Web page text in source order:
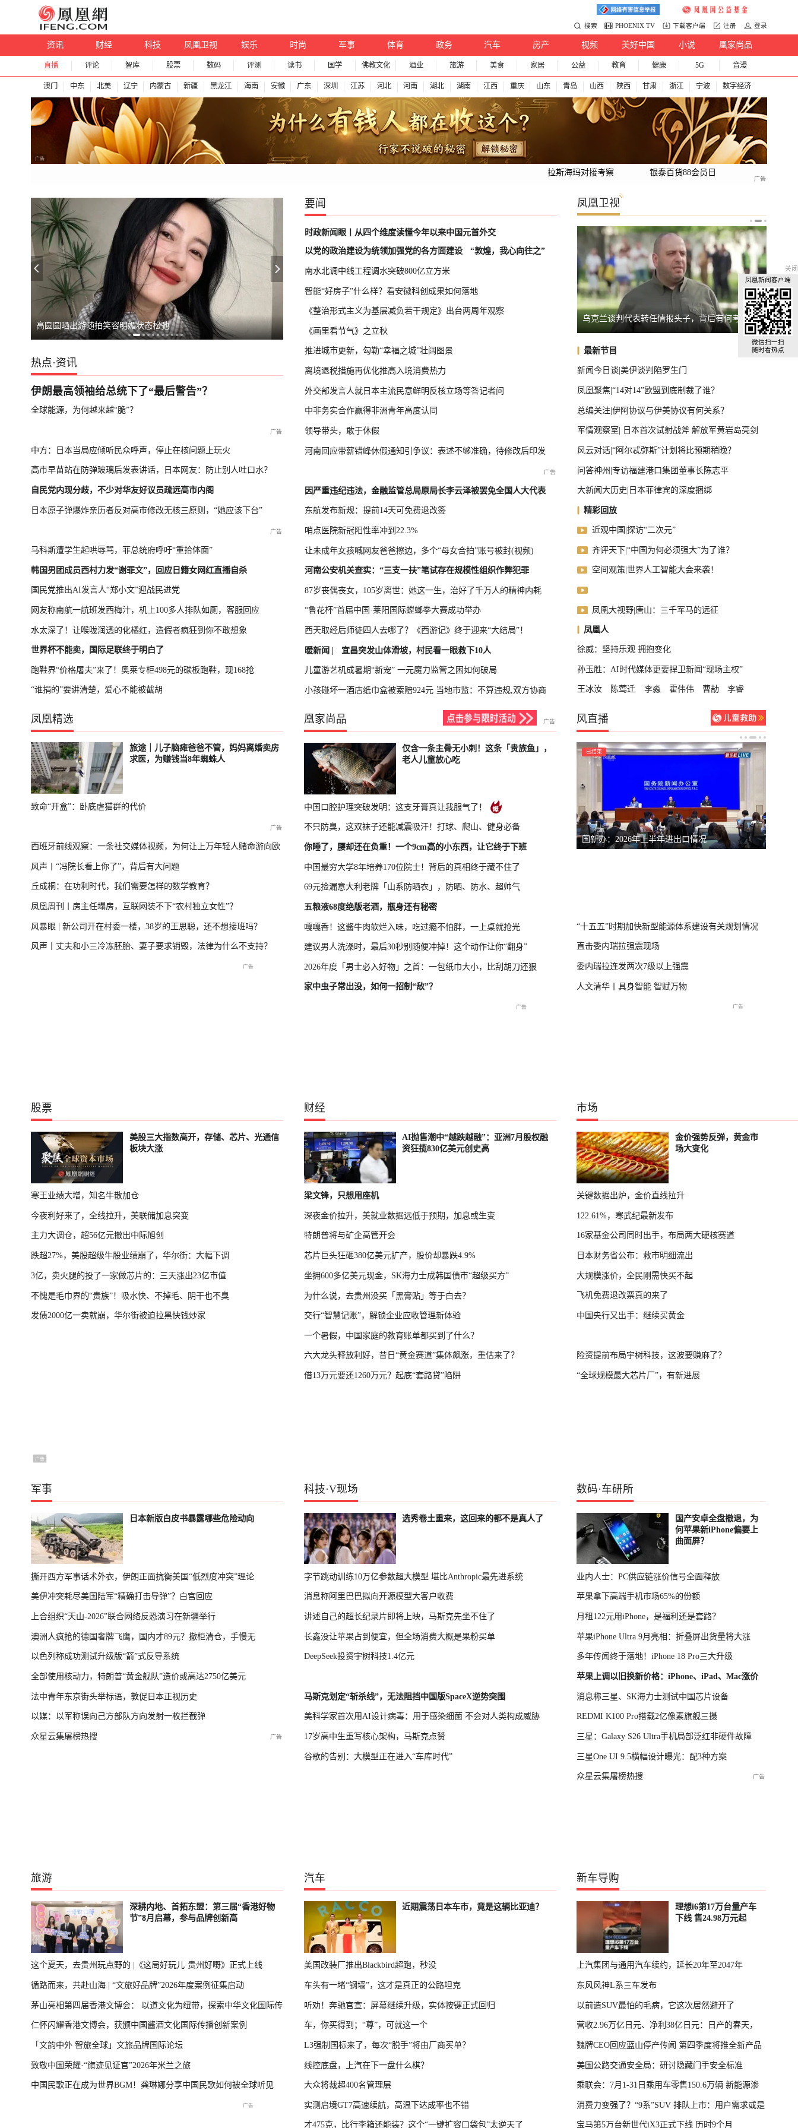
搜索 PHOENIX TV 下载客户端 注册 登录
资讯 财经 科技 凤凰卫视 娱乐 时尚 军事 体育 政务 汽车 房产 视频 美好中国 小说 凰家尚品
直播 评论 智库 股票 数码 评测 读书 国学 佛教文化 酒业 旅游 美食 家居 公益 教育 健康 5G 音漫
澳门 中东 北美 辽宁 内蒙古 新疆 黑龙江 海南 安徽 广东 深圳 江苏 河北 河南 湖北 湖南 江西 重庆 山东 青岛 山西 陕西 甘肃 浙江 宁波 数字经济
拉斯海玛对接考察 银泰百货88会员日
高圆圆晒出游随拍笑容明媚状态松弛 夏天为什么大家都去抢羽绒服了？ U17国足三连胜晋级半决赛
热点 ·资讯
伊朗最高领袖给总统下了“最后警告”？
全球能源，为何越来越“脆”？
中方：日本当局应倾听民众呼声，停止在核问题上玩火
高市早苗站在防弹玻璃后发表讲话，日本网友：防止别人吐口水？
自民党内现分歧，不少对华友好议员疏远高市内阁
日本原子弹爆炸亲历者反对高市修改无核三原则，“她应该下台”
马科斯遭学生起哄辱骂，菲总统府呼吁“重拾体面”
韩国男团成员西村力发“谢罪文”，回应日籍女网红直播自杀
国民党推出AI发言人“郑小文”迎战民进党
网友称南航一航班发西梅汁，机上100多人排队如厕，客服回应
水太深了！让喉咙润透的化橘红，造假者疯狂到你不敢想象
世界杯不能卖，国际足联终于明白了
跑鞋界“价格屠夫”来了！奥莱专柜498元的碳板跑鞋，现168抢
“谁捐的”要讲清楚，爱心不能被截胡
要闻
时政新闻眼丨从四个维度读懂今年以来中国元首外交
以党的政治建设为统领加强党的各方面建设
“敦煌，我心向往之”
南水北调中线工程调水突破800亿立方米
智能“好房子”什么样？看安徽科创成果如何落地
《整治形式主义为基层减负若干规定》出台两周年观察
《画里看节气》之立秋
推进城市更新，勾勒“幸福之城”壮阔图景
离境退税措施再优化推高入境消费热力
外交部发言人就日本主流民意鲜明反核立场等答记者问
中非务实合作赢得非洲青年高度认同
领导带头，敢于休假
河南回应带薪错峰休假通知引争议：表述不够准确，待修改后印发
因严重违纪违法，金融监管总局原局长李云泽被罢免全国人大代表
东航发布新规：提前14天可免费退改签
哨点医院新冠阳性率冲到22.3%
让未成年女孩喊网友爸爸擦边，多个“母女合拍”账号被封(视频)
河南公安机关查实：“三支一扶”笔试存在规模性组织作弊犯罪
87岁丧偶丧女，105岁离世：她这一生，治好了千万人的精神内耗
“鲁花杯”首届中国·莱阳国际螳螂拳大赛成功举办
西天取经后师徒四人去哪了？《西游记》终于迎来“大结局”！
暖新闻 | 宜昌突发山体滑坡，村民看一眼救下10人
儿童游艺机成暑期“新宠” 一元魔力监管之困如何破局
小孩碰坏一酒店纸巾盒被索赔924元 当地市监：不算违规,双方协商
凤凰卫视
日本民众游行，抗议政府修改“无核三原则” 乌克兰谈判代表转任情报头子，背后有何考量？ 日本
最新节目
新闻今日谈|美伊谈判陷罗生门
凤凰聚焦|“14对14”欧盟到底制裁了谁？
总编关注|伊阿协议与伊美协议有何关系？
军情观察室| 日本首次试射战斧 解放军黄岩岛亮剑
风云对话|“阿尔忒弥斯”计划将比预期稍晚？
问答神州|专访福建港口集团董事长陈志平
大新闻大历史|日本菲律宾的深度捆绑
精彩回放
近观中国|探访“二次元”
齐评天下|“中国为何必须强大”为了谁？
空间观策|世界人工智能大会来袭！
凤凰大视野|唐山：三千军马的远征
凤凰人
徐威：坚持乐观 拥抱变化
孙玉胜：AI时代媒体更要捍卫新闻“现场主权”
王冰汝 陈莺迁 李淼 霍伟伟 曹劼 李睿
凤凰精选
旅途｜儿子脑瘫爸爸不管，妈妈离婚卖房
求医，为赚钱当8年蜘蛛人
致命“开盒”：卧底虐猫群的代价
西班牙前线观察：一条社交媒体视频，为何让上万年轻人赌命游向欧
洲？
风声丨“冯院长看上你了”，背后有大问题
丘成桐：在功利时代，我们需要怎样的数学教育？
凤凰周刊丨房主任塌房，互联网装不下“农村独立女性”？
风暴眼 | 新公司开在村委一楼，38岁的王思聪，还不想接班吗？
风声丨丈夫和小三冷冻胚胎、妻子要求销毁，法律为什么不支持？
凰家尚品
仅含一条主骨无小刺！这条「贵族鱼」，
老人儿童放心吃
中国口腔护理突破发明：这支牙膏真让我服气了！
不只防臭，这双袜子还能减震吸汗！打球、爬山、健身必备
你睡了，腰却还在负重！一个9cm高的小东西，让它终于下班
中国最穷大学8年培养170位院士！背后的真相终于藏不住了
69元捡漏意大利老牌「山系防晒衣」，防晒、防水、超帅气
五粮液68度绝版老酒，瓶身还有秘密
嘎嘎香！这酱牛肉软烂入味，吃过瘾不怕胖，一上桌就抢光
建议男人洗澡时，最后30秒别随便冲掉！这个动作让你“翻身”
2026年度「男士必入好物」之首：一包纸巾大小，比刮胡刀还狠
家中虫子常出没，如何一招制“敌”？
风直播
已结束
交流现场
年大会特别报道
轮播中
播
经济运行情况
已结束
最新进展
已结束
国新办：2026年上半年进出口情况
“十五五”时期加快新型能源体系建设有关规划情况
直击委内瑞拉强震现场
委内瑞拉连发两次7级以上强震
人文清华丨具身智能 智赋万物
股票
美股三大指数高开，存储、芯片、光通信
板块大涨
寒王业绩大增，知名牛散加仓
今夜利好来了，全线拉升，美联储加息突变
主力大调仓，超56亿元撤出中际旭创
跌超27%，美股超级牛股业绩崩了，华尔街：大幅下调
3亿，卖火腿的投了一家做芯片的：三天涨出23亿市值
不愧是毛巾界的“贵族”！吸水快、不掉毛、阴干也不臭
发债2000亿一卖就崩，华尔街被迫拉黑快钱炒家
财经
AI抛售潮中“越跌越融”：亚洲7月股权融
资狂揽830亿美元创史高
梁文锋，只想用座机
深夜金价拉升，美就业数据远低于预期，加息或生变
特朗普将与矿企高管开会
芯片巨头狂砸380亿美元扩产，股价却暴跌4.9%
坐拥600多亿美元现金，SK海力士成韩国债市“超级买方”
为什么说，去贵州没买「黑膏贴」等于白去？
交行“智慧记账”，解锁企业应收管理新体验
一个暑假，中国家庭的教育账单都买到了什么？
六大龙头释放利好，昔日“黄金赛道”集体飙涨，重估来了？
借13万元要还1260万元？起底“套路贷”陷阱
市场
金价强势反弹，黄金市
场大变化
关键数据出炉，金价直线拉升
122.61%，寒武纪最新发布
16家基金公司同时出手，布局两大硬核赛道
日本财务省公布：救市明细流出
大规模涨价，全民刚需快买不起
飞机免费退改票真的来了
中国央行又出手：继续买黄金
险资提前布局宇树科技，这波要赚麻了？
“全球规模最大芯片厂”，有新进展
军事
日本新版白皮书暴露哪些危险动向
撕开西方军事话术外衣，伊朗正面抗衡美国“低烈度冲突”理论
美伊冲突耗尽美国陆军“精确打击导弹”？白宫回应
上合组织“天山-2026”联合网络反恐演习在新疆举行
澳洲人疯抢的德国奢牌飞鹰，国内才89元？撤柜清仓，手慢无
以色列称成功测试升级版“箭”式反导系统
全部使用核动力，特朗普“黄金舰队”造价或高达2750亿美元
法中青年东京街头举标语，敦促日本正视历史
以媒：以军称误向己方部队方向发射一枚拦截弹
众星云集屠榜热搜
科技·V现场
选秀卷土重来，这回来的都不是真人了
字节跳动训练10万亿参数超大模型 堪比Anthropic最先进系统
消息称阿里巴巴拟向开源模型大客户收费
讲述自己的超长纪录片即将上映，马斯克先坐不住了
长鑫没让苹果占到便宜，但全场消费大概是果粉买单
DeepSeek投资宇树科技1.4亿元
马斯克划定“斩杀线”，无法阻挡中国版SpaceX逆势突围
美科学家首次用AI设计病毒：用于感染细菌 不会对人类构成威胁
17岁高中生重写核心架构，马斯克点赞
谷歌的告别：大模型正在进入“车库时代”
数码·车研所
国产安卓全盘撤退，为
何苹果新iPhone偏要上
曲面屏？
业内人士：PC供应链涨价信号全面释放
苹果拿下高端手机市场65%的份额
月租122元用iPhone，是福利还是套路？
苹果iPhone Ultra 9月亮相：折叠屏出货量将大涨
多年传闻终于落地！iPhone 18 Pro三大升级
苹果上调以旧换新价格：iPhone、iPad、Mac涨价
消息称三星、SK海力士测试中国芯片设备
REDMI K100 Pro搭载2亿像素旗舰三摄
三星：Galaxy S26 Ultra手机局部泛红非硬件故障
三星One UI 9.5横幅设计曝光：配3种方案
众星云集屠榜热搜
旅游
深耕内地、首拓东盟：第三届“香港好物
节”8月启幕，参与品牌创新高
这个夏天，去贵州玩点野的 |《这局好玩儿·贵州好嘢》正式上线
循路而来，共赴山海 | “文旅好品牌”2026年度案例征集启动
茅山亮相第四届香港文博会： 以道文化为纽带，探索中华文化国际传
播新表达
仁怀闪耀香港文博会，获颁中国酱酒文化国际传播创新案例
「文韵中外 智旅全球」文旅品牌国际论坛
致敬中国荣耀·“旗迹见证官”2026年米兰之旅
中国民歌正在成为世界BGM！龚琳娜分享中国民歌如何被全球听见
汽车
近期震荡日本车市，竟是这辆比亚迪？
美国改装厂推出Blackbird超跑，秒没
车头有一堵“钢墙”，这才是真正的公路坦克
听劝！奔驰官宣：屏幕继续升级，实体按键正式回归
车，你买得到；“尊”，可就这一个
L3强制国标来了，每次“脱手”将由厂商买单？
线控底盘，上汽在下一盘什么棋？
大众将裁超400名管理层
实测启境GT7高速续航，高温下达成率也不错
才475克，比行李箱还能装？这个“一键扩容口袋包”太逆天了
新车导购
理想i6第17万台量产车
下线 售24.98万元起
上汽集团与通用汽车续约，延长20年至2047年
东风风神L系三车发布
以前造SUV最怕的毛病，它这次居然避开了
营收2.96万亿日元、净利38亿日元：日产的春天，
回来了
魏牌CEO回应蓝山停产传闻 第四季度将推全新产品
美国公路交通安全局：研讨隐藏门手安全标准
乘联会：7月1-31日乘用车零售150.6万辆 新能源渗
透率64.4%
消费力变强了？“9系”SUV 排队上市：用户需求或是
主因
宝马第5万台新世代iX3正式下线 历时9个月
关闭
凤凰新闻客户端
微信扫一扫
随时看热点